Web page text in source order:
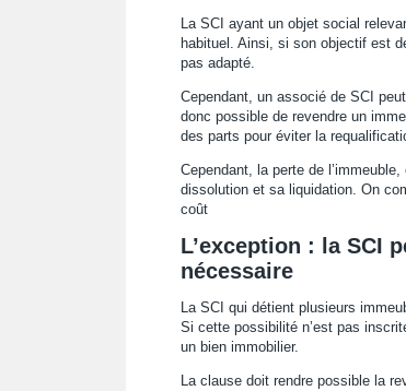
La SCI ayant un objet social
habituel. Ainsi, si son objectif est
pas adapté.
Cependant, un associé de SCI
donc possible de revendre un
des parts pour éviter la
Cependant, la perte de
dissolution et sa liquidation. On
coût
L’exception : la SCI
nécessaire
La SCI qui détient plusieurs
Si cette possibilité n’est pas
un bien immobilier.
La clause doit rendre possible la